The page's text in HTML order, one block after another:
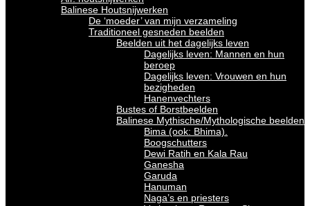
Balinese Houtsnijwerken
De ‘moeder’ van mijn verzameling
Traditioneel gesneden beelden
Beelden uit het dagelijks leven
Dagelijks leven: Mannen en hun
beroep
Dagelijks leven: Vrouwen en hun
bezigheden
Hanenvechters
Bustes of Borstbeelden
Balinese Mythische/Mythologische beelden
Bima (ook: Bhima).
Boogschutters
Dewi Ratih en Kala Rau
Ganesha
Garuda
Hanuman
Naga’s en priesters